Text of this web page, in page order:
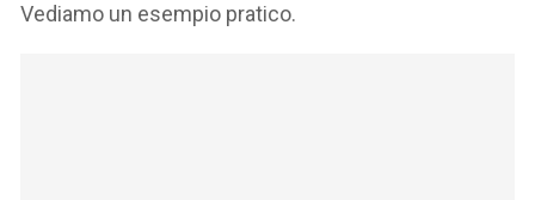
Vediamo un esempio pratico.